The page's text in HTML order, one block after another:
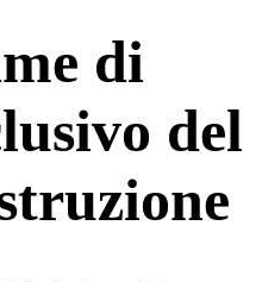
di
del